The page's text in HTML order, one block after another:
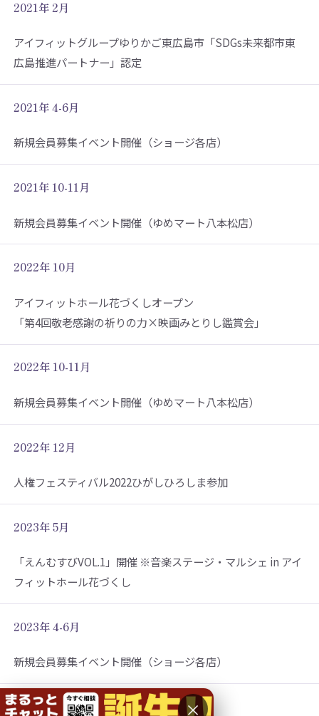
2021年 2月
アイフィットグループゆりかご東広島市「SDGs未来都市東
広島推進パートナー」認定
2021年 4-6月
新規会員募集イベント開催（ショージ各店）
2021年 10-11月
新規会員募集イベント開催（ゆめマート八本松店）
2022年 10月
アイフィットホール花づくしオープン
「第4回敬老感謝の祈りの力×映画みとりし鑑賞会」
2022年 10-11月
新規会員募集イベント開催（ゆめマート八本松店）
2022年 12月
人権フェスティバル2022ひがしひろしま参加
2023年 5月
「えんむすびVOL.1」開催 ※音楽ステージ・マルシェ in アイ
フィットホール花づくし
2023年 4-6月
新規会員募集イベント開催（ショージ各店）
2023年 6月 ×